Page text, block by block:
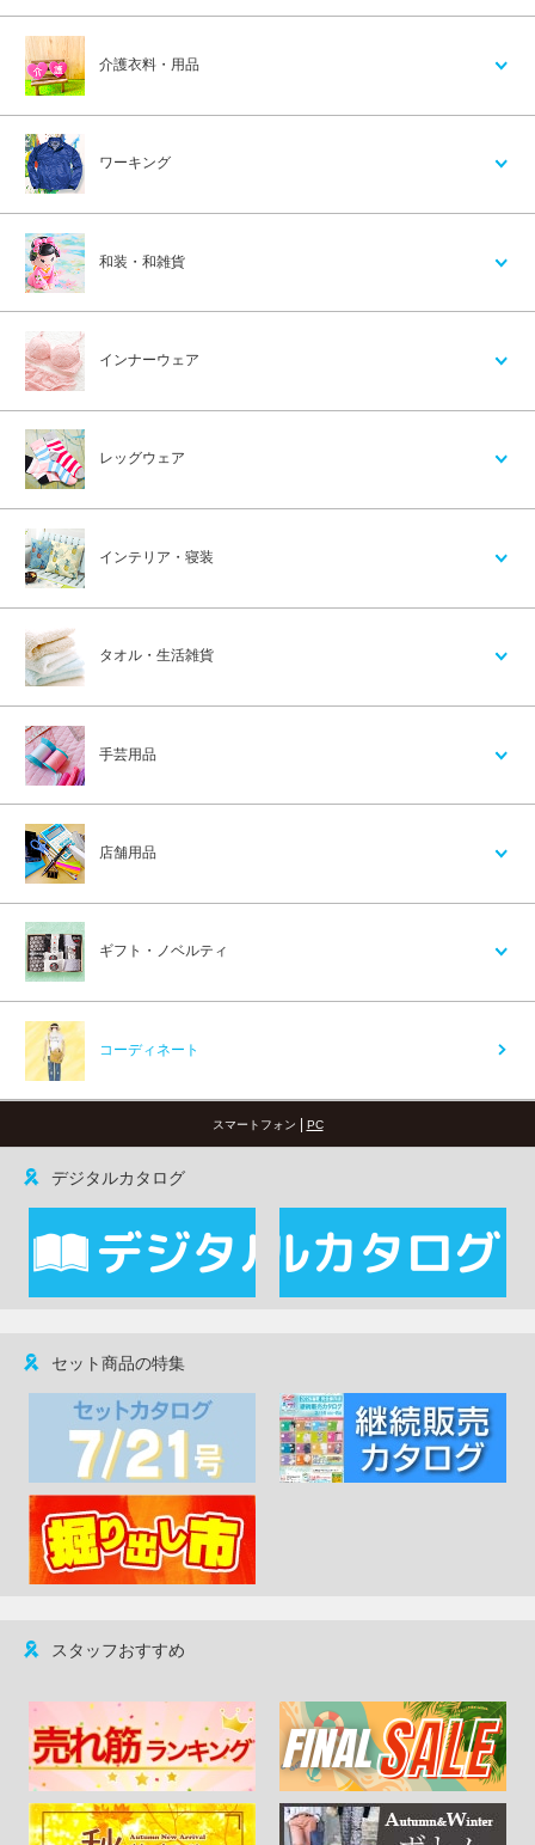
介護衣料・用品
ワーキング
和装・和雑貨
インナーウェア
レッグウェア
インテリア・寝装
タオル・生活雑貨
手芸用品
店舗用品
ギフト・ノベルティ
コーディネート
スマートフォン PC
デジタルカタログ
セット商品の特集
スタッフおすすめ